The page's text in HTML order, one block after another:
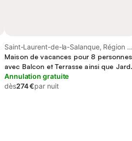
Saint-Laurent-de-la-Salanque, Région
Perpignan
Maison de vacances pour 8
avec Balcon et Terrasse ainsi que
et Sauna
Annulation gratuite
dès274 €par nuit